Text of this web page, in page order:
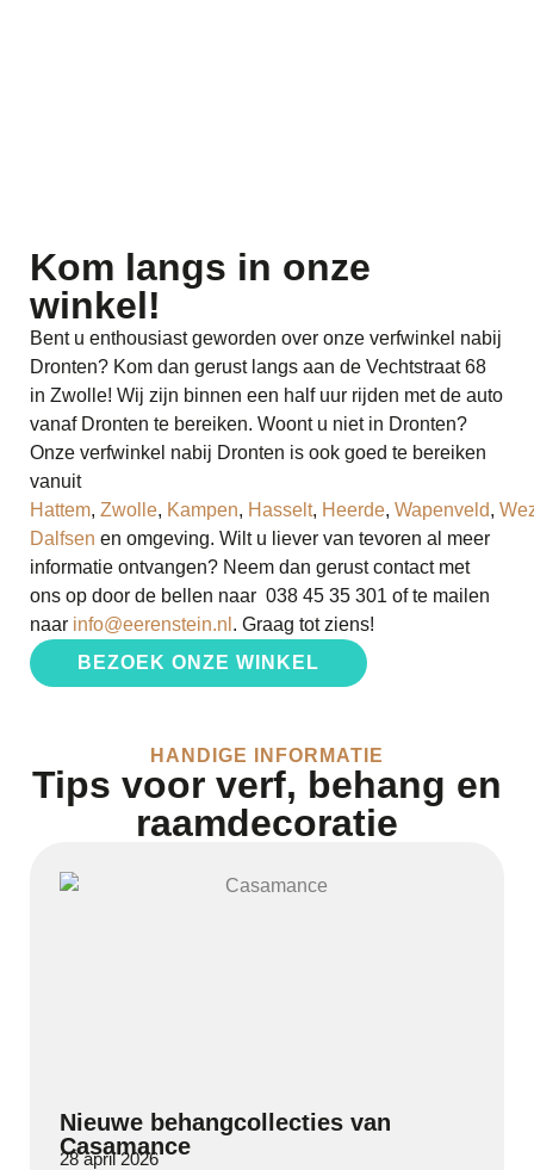
Kom langs in onze
winkel!
Bent u enthousiast geworden over onze verfwinkel nabij
Dronten? Kom dan gerust langs aan de Vechtstraat 68
in Zwolle! Wij zijn binnen een half uur rijden met de auto
vanaf Dronten te bereiken. Woont u niet in Dronten?
Onze verfwinkel nabij Dronten is ook goed te bereiken
vanuit
Hattem, Zwolle, Kampen, Hasselt, Heerde, Wapenveld,
Dalfsen en omgeving. Wilt u liever van tevoren al meer
informatie ontvangen? Neem dan gerust contact met
ons op door de bellen naar 038 45 35 301 of te mailen
naar info@eerenstein.nl . Graag tot ziens!
BEZOEK ONZE WINKEL
HANDIGE INFORMATIE
Tips voor verf, behang en
raamdecoratie
Nieuwe behangcollecties van
Casamance
28 april 2026